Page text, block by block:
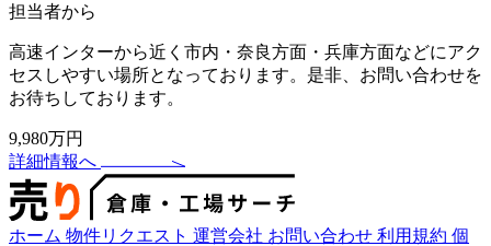
担当者から
高速インターから近く市内・奈良方面・兵庫方面などにアク
セスしやすい場所となっております。是非、お問い合わせを
お待ちしております。
9,980万円
詳細情報へ
ホーム 物件リクエスト 運営会社 お問い合わせ 利用規約 個